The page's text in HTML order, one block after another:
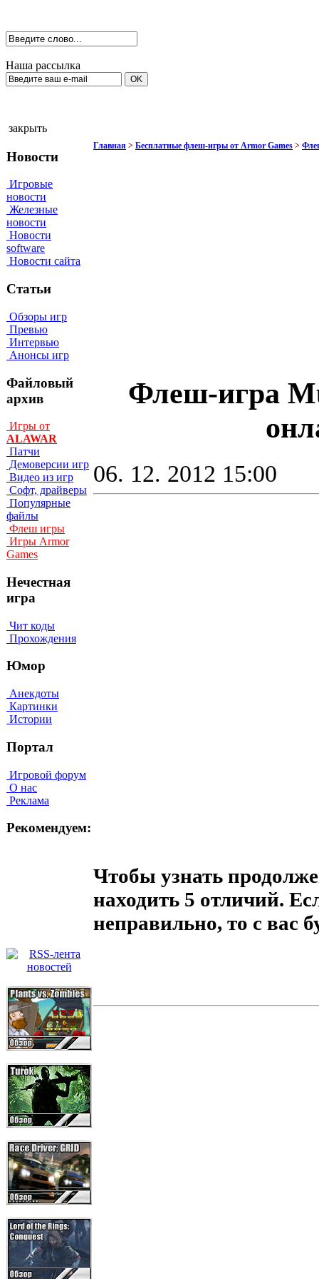
Наша рассылка
закрыть
Новости
Игровые
новости
Железные
новости
Новости
software
Новости сайта
Статьи
Обзоры игр
Превью
Интервью
Анонсы игр
Файловый
архив
Игры от
ALAWAR
Патчи
Демоверсии игр
Видео из игр
Софт, драйверы
Популярные
файлы
Флеш игры
Игры Armor
Games
Нечестная
игра
Чит коды
Прохождения
Юмор
Анекдоты
Картинки
Истории
Портал
Игровой форум
О нас
Реклама
Рекомендуем:
Главная > Бесплатные флеш-игры от Armor Games >
Флеш-игра
06. 12. 2012 15:00
Чтобы узнать
находить 5 отличий.
неправильно, то с вас